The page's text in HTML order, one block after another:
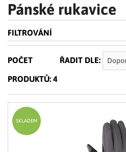
DÁMSKÉ OBLEČENÍ
DOPLŇKY
PRACOVNÍ BOTY
SLEVY A VÝPRODEJ
LIMITOVANÉ EDICE
RUKAVICE
Pánské rukavice
FILTROVÁNÍ
ŘADIT DLE:
POČET
PRODUKTŮ: 4
SKLADEM